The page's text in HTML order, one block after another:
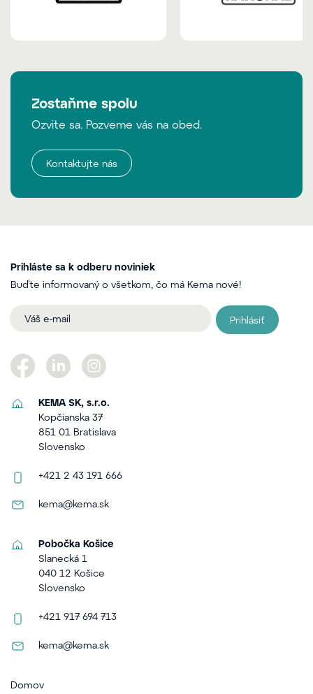
Zostaňme spolu
Ozvite sa. Pozveme vás na obed.
Kontaktujte nás
Prihláste sa k odberu noviniek
Buďte informovaný o všetkom, čo má Kema nové!
Prihlásiť
KEMA SK, s.r.o.
Kopčianska 37
851 01 Bratislava
Slovensko
+421 2 43 191 666
kema@kema.sk
Pobočka Košice
Slanecká 1
040 12 Košice
Slovensko
+421 917 694 713
kema@kema.sk
Domov